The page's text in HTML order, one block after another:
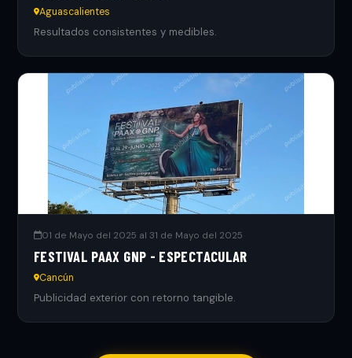
Aguascalientes
Resultados consistentes y medibles.
01 de Mayo del 2025 al 31 de Mayo del 2025
FESTIVAL PAAX GNP - ESPECTACULAR
Cancún
Publicidad exterior con retorno tangible.